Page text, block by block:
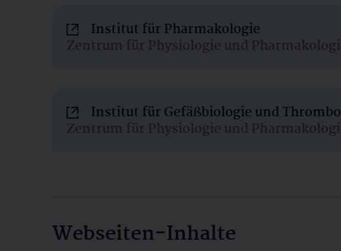
Institut für Pharmakologie
Zentrum für Physiologie und
Institut für Gefäßbiologie und
Zentrum für Physiologie und
Webseiten-Inhalte